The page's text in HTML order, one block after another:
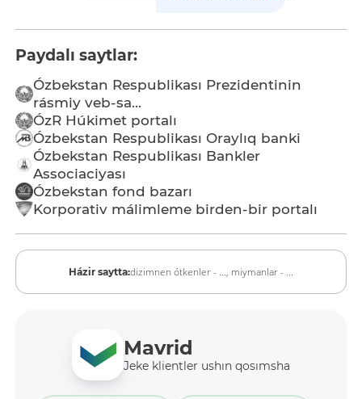
Paydalı saytlar:
Ózbekstan Respublikası Prezidentinin
rásmiy veb-sa...
ÓzR Húkimet portalı
Ózbekstan Respublikası Oraylıq banki
Ózbekstan Respublikası Bankler
Associaciyası
Ózbekstan fond bazarı
Korporativ málimleme birden-bir portalı
Házir saytta:dizimnen ótkenler - ..., miymanlar - ...
Mavrid
Jeke klientler ushın qosımsha